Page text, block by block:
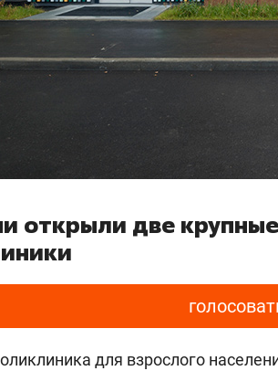
открыли две крупные
для взрослого